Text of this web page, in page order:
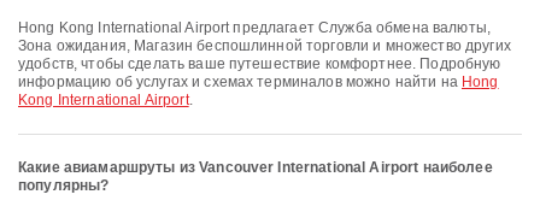
Hong Kong International Airport предлагает Служба обмена валюты,
Зона ожидания, Магазин беспошлинной торговли и множество других
удобств, чтобы сделать ваше путешествие комфортнее. Подробную
информацию об услугах и схемах терминалов можно найти на Hong
Kong International Airport.
Какие авиамаршруты из Vancouver International Airport наиболее
популярны?